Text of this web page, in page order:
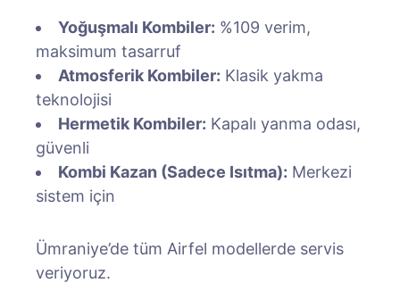
Yoğuşmalı Kombiler: %109 verim,
maksimum tasarruf
Atmosferik Kombiler: Klasik yakma
teknolojisi
Hermetik Kombiler: Kapalı yanma odası,
güvenli
Kombi Kazan (Sadece Isıtma): Merkezi
sistem için
Ümraniye’de tüm Airfel modellerde servis
veriyoruz.